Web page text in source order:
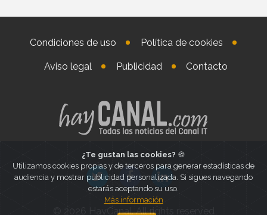
Condiciones de uso Política de cookies
Aviso legal Publicidad Contacto
© 2026 HayCanal. All rights reserved
¿Te gustan las cookies? 🍪
Utilizamos cookies propias y de terceros para generar estadísticas de
audiencia y mostrar publicidad personalizada. Si sigues navegando
estarás aceptando su uso.
Más información